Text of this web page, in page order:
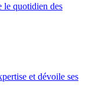
le quotidien des
et dévoile ses